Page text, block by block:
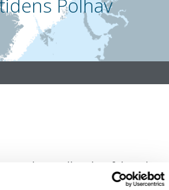
Polhav har følgende